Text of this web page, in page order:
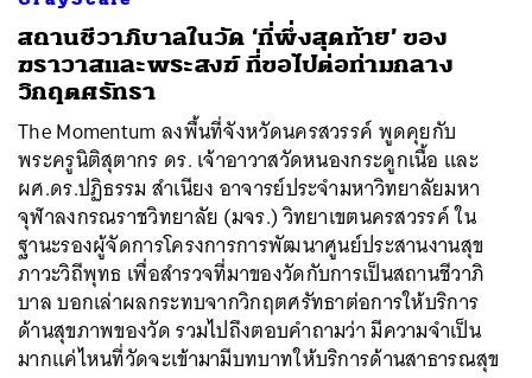
สถานชีวาภิบาลในวัด ‘ที่พึ่งสุดท้าย’ ของ
ฆราวาสและพระสงฆ์ ที่ขอไปต่อท่ามกลาง
วิกฤตศรัทธา
The Momentum ลงพื้นที่จังหวัดนครสวรรค์ พูดคุยกับ
พระครูนิติสุตากร ดร. เจ้าอาวาสวัดหนองกระดูกเนื้อ และ
ผศ.ดร.ปฏิธรรม สำเนียง อาจารย์ประจำมหาวิทยาลัยมหา
จุฬาลงกรณราชวิทยาลัย (มจร.) วิทยาเขตนครสวรรค์ ใน
ฐานะรองผู้จัดการโครงการการพัฒนาศูนย์ประสานงานสุข
ภาวะวิถีพุทธ เพื่อสำรวจที่มาของวัดกับการเป็นสถานชีวาภิ
บาล บอกเล่าผลกระทบจากวิกฤตศรัทธาต่อการให้บริการ
ด้านสุขภาพของวัด รวมไปถึงตอบคำถามว่า มีความจำเป็น
มากแค่ไหนที่วัดจะเข้ามามีบทบาทให้บริการด้านสาธารณสุข
ค้นหา